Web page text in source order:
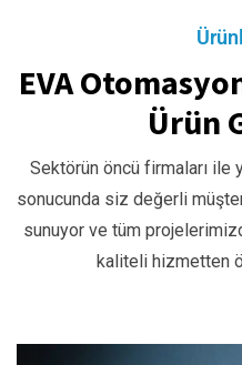
EVA
Ürün
Sektörün öncü firmaları ile
sonucunda siz değerli
sunuyor ve tüm
kaliteli hizmetten